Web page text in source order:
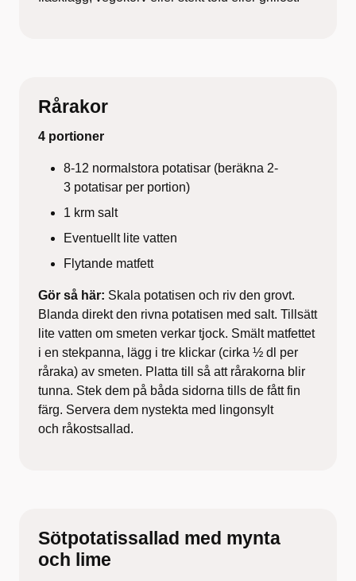
Rårakor
4 portioner
8-12 normalstora potatisar (beräkna 2-
3 potatisar per portion)
1 krm salt
Eventuellt lite vatten
Flytande matfett
Gör så här: Skala potatisen och riv den grovt.
Blanda direkt den rivna potatisen med salt. Tillsätt
lite vatten om smeten verkar tjock. Smält matfettet
i en stekpanna, lägg i tre klickar (cirka ½ dl per
råraka) av smeten. Platta till så att rårakorna blir
tunna. Stek dem på båda sidorna tills de fått fin
färg. Servera dem nystekta med lingonsylt
och råkostsallad.
Sötpotatissallad med mynta
och lime